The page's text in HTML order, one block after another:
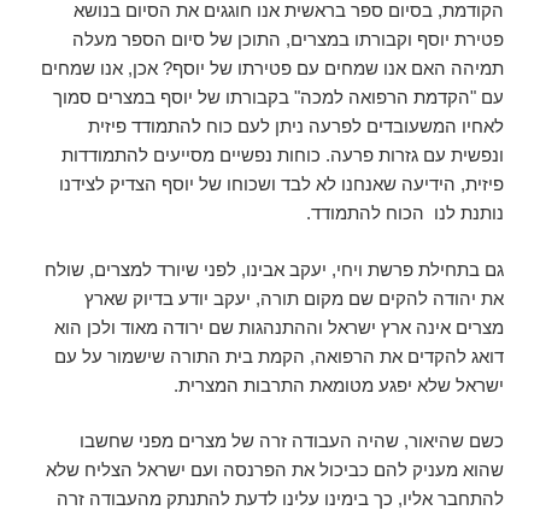
הקודמת, בסיום ספר בראשית אנו חוגגים את הסיום בנושא
פטירת יוסף וקבורתו במצרים, התוכן של סיום הספר מעלה
תמיהה האם אנו שמחים עם פטירתו של יוסף? אכן, אנו שמחים
עם "הקדמת הרפואה למכה" בקבורתו של יוסף במצרים סמוך
לאחיו המשעובדים לפרעה ניתן לעם כוח להתמודד פיזית
ונפשית עם גזרות פרעה. כוחות נפשיים מסייעים להתמודדות
פיזית, הידיעה שאנחנו לא לבד ושכוחו של יוסף הצדיק לצידנו
נותנת לנו הכוח להתמודד.
גם בתחילת פרשת ויחי, יעקב אבינו, לפני שיורד למצרים, שולח
את יהודה להקים שם מקום תורה, יעקב יודע בדיוק שארץ
מצרים אינה ארץ ישראל וההתנהגות שם ירודה מאוד ולכן הוא
דואג להקדים את הרפואה, הקמת בית התורה שישמור על עם
ישראל שלא יפגע מטומאת התרבות המצרית.
כשם שהיאור, שהיה העבודה זרה של מצרים מפני שחשבו
שהוא מעניק להם כביכול את הפרנסה ועם ישראל הצליח שלא
להתחבר אליו, כך בימינו עלינו לדעת להתנתק מהעבודה זרה